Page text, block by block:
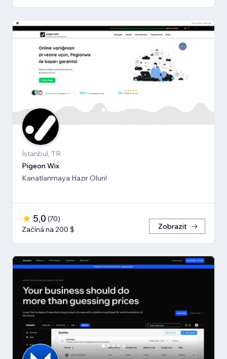
İstanbul, TR
Pigeon Wix
Kanatlanmaya Hazır Olun!
5,0 (70)
Začíná na 200 $
Zobrazit